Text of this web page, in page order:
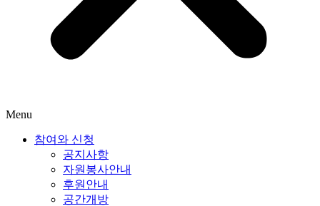
Menu
참여와 신청
공지사항
자원봉사안내
후원안내
공간개방